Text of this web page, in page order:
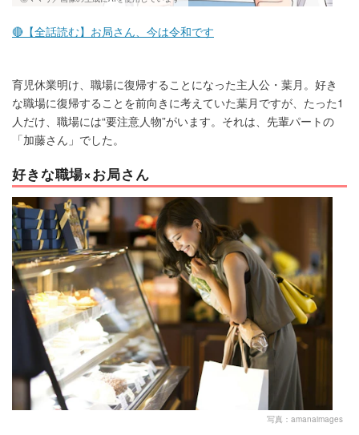
🔴【全話読む】お局さん、今は令和です
育児休業明け、職場に復帰することになった主人公・葉月。好き
な職場に復帰することを前向きに考えていた葉月ですが、たった1
人だけ、職場には“要注意人物”がいます。それは、先輩パートの
「加藤さん」でした。
好きな職場×お局さん
写真：amanaimages